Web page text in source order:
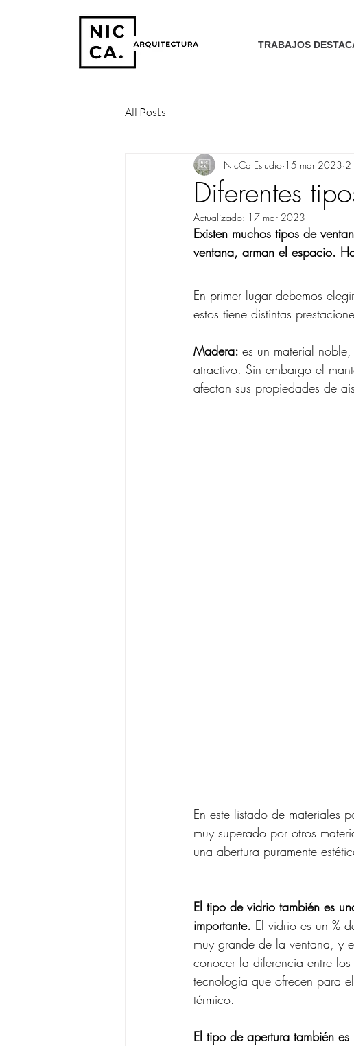
TRABAJOS
All Posts
Diferentes
NicCa Estudio 15 mar 2023 2
Actualizado: 17 mar 2023
Existen muchos tipos de
ventana, arman el espacio.
En primer lugar debemos
estos tiene distintas
Madera: es un material
atractivo. Sin embargo el
afectan sus propiedades de
En este listado de materiales
muy superado por otros
una abertura puramente
El tipo de vidrio también es
importante. El vidrio es un %
muy grande de la ventana, y
conocer la diferencia entre
tecnología que ofrecen para
térmico.
El tipo de apertura también es